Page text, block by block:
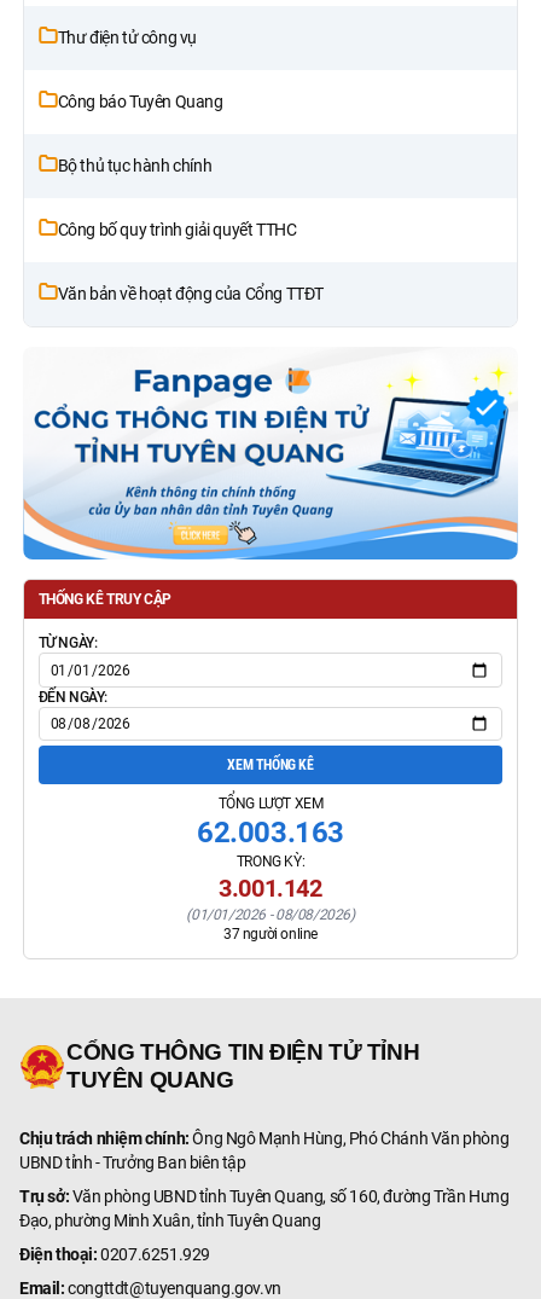
Thư điện tử công vụ
Công báo Tuyên Quang
Bộ thủ tục hành chính
Công bố quy trình giải quyết TTHC
Văn bản về hoạt động của Cổng TTĐT
THỐNG KÊ TRUY CẬP
TỪ NGÀY:
ĐẾN NGÀY:
XEM THỐNG KÊ
TỔNG LƯỢT XEM
62.003.163
TRONG KỲ:
3.001.142
(01/01/2026 -08/08/2026)
37người online
CỔNG THÔNG TIN ĐIỆN TỬ TỈNH
TUYÊN QUANG
Chịu trách nhiệm chính:Ông Ngô Mạnh Hùng, Phó Chánh Văn phòng
UBND tỉnh - Trưởng Ban biên tập
Trụ sở:Văn phòng UBND tỉnh Tuyên Quang, số 160, đường Trần Hưng
Đạo, phường Minh Xuân, tỉnh Tuyên Quang
Điện thoại:0207.6251.929
Email: congttdt@tuyenquang.gov.vn